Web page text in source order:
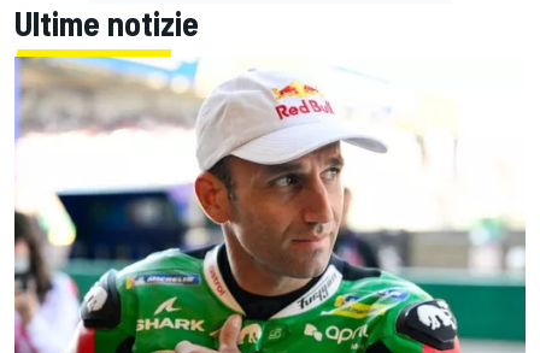
Ultime notizie